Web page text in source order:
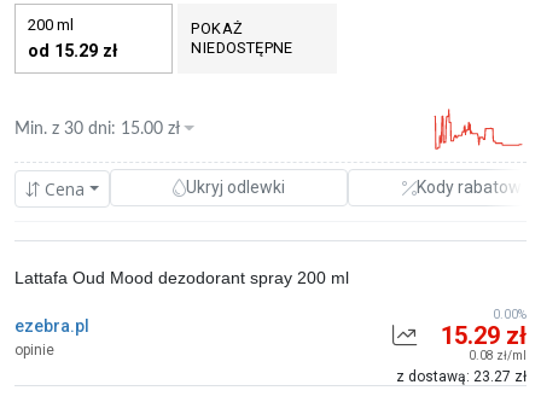
200 ml
od 15.29 zł
POKAŻ
NIEDOSTĘPNE
Cena Ukryj odlewki Kody rabatowe
Min. z 30 dni: 15.00 zł
ezebra.pl
opinie
Lattafa Oud Mood dezodorant spray 200 ml
15.29 zł
0.08 zł/ml
z dostawą: 23.27 zł
0.00%